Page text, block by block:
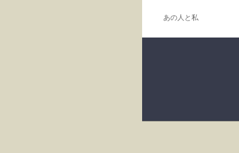
あの人と私